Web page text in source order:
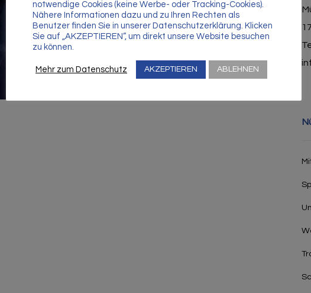
notwendige Cookies (keine Werbe- oder Tracking-Cookies).
Nähere Informationen dazu und zu Ihren Rechten als
Benutzer finden Sie in unserer Datenschutzerklärung. Klicken
Sie auf „AKZEPTIEREN“, um direkt unsere Website besuchen
zu können.
Mehr zum Datenschutz AKZEPTIEREN ABLEHNEN